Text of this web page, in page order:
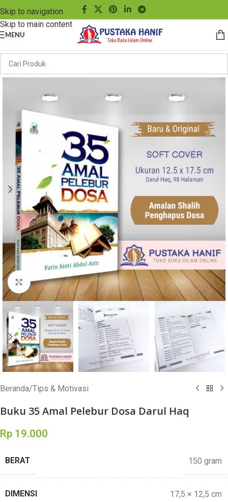
Skip to navigation
Skip to main content
MENU
Click to enlarge
Beranda/Tips & Motivasi
Buku 35 Amal Pelebur Dosa Darul Haq
Rp 19.000
BERAT 150 gram
DIMENSI 17,5 × 12,5 cm